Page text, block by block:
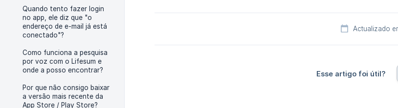
Quando tento fazer login
no app, ele diz que "o
endereço de e-mail já está
conectado"?
Como funciona a pesquisa
por voz com o Lifesum e
onde a posso encontrar?
Por que não consigo baixar
a versão mais recente da
App Store / Play Store?
Actualizado
Esse artigo foi útil?